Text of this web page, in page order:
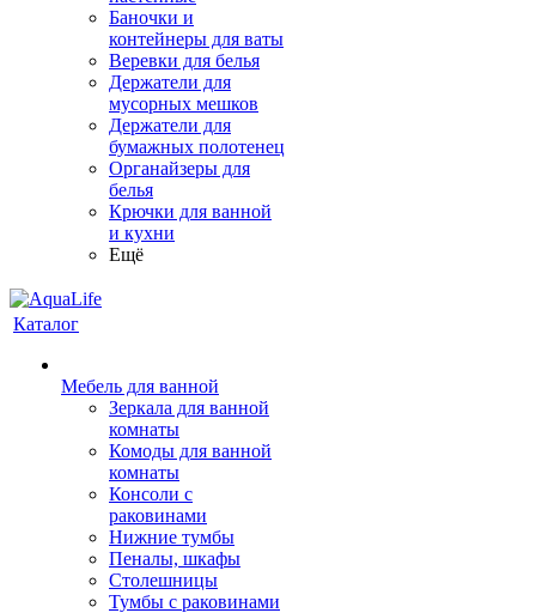
Баночки и
контейнеры для ваты
Веревки для белья
Держатели для
мусорных мешков
Держатели для
бумажных полотенец
Органайзеры для
белья
Крючки для ванной
и кухни
Ещё
Каталог
Мебель для ванной
Зеркала для ванной
комнаты
Комоды для ванной
комнаты
Консоли с
раковинами
Нижние тумбы
Пеналы, шкафы
Столешницы
Тумбы с раковинами